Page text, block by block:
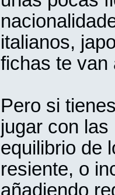
italianos,
fichas te van
Pero si
jugar con
equilibrio de
resiente, o
añadiendo